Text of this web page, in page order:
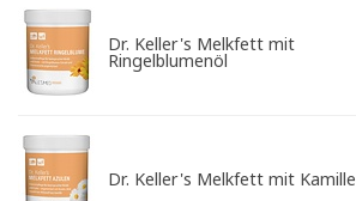
Dr. Keller's Melkfett mit
Ringelblumenöl
Dr. Keller's Melkfett mit Kamille